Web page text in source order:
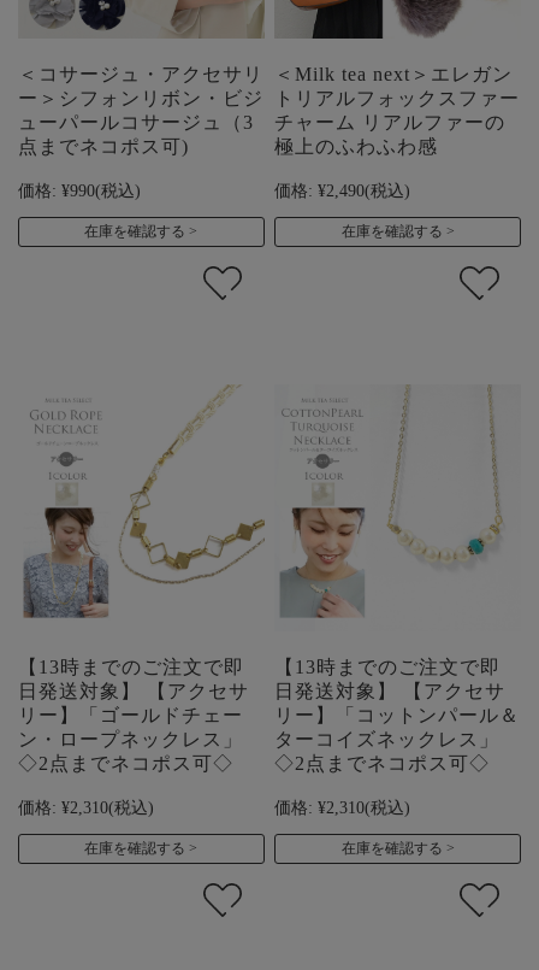
＜コサージュ・アクセサリ
ー＞シフォンリボン・ビジ
ューパールコサージュ（3
点までネコポス可)
価格: ¥990(税込)
在庫を確認する
＜Milk tea next＞エレガン
トリアルフォックスファー
チャーム リアルファーの
極上のふわふわ感
価格: ¥2,490(税込)
在庫を確認する
【13時までのご注文で即
日発送対象】 【アクセサ
リー】「ゴールドチェー
ン・ロープネックレス」
◇2点までネコポス可◇
価格: ¥2,310(税込)
在庫を確認する
【13時までのご注文で即
日発送対象】 【アクセサ
リー】「コットンパール＆
ターコイズネックレス」
◇2点までネコポス可◇
価格: ¥2,310(税込)
在庫を確認する